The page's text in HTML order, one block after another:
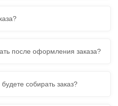
после оформления заказа?
собирать заказ?